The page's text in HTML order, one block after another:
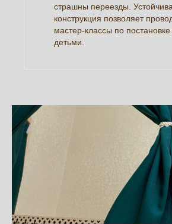
страшны переезды.
конструкция позволяет
мастер-классы по постановке
детьми.